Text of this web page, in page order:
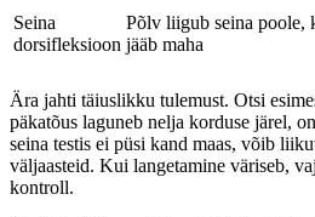
Seina
dorsifleksioon
Põlv liigub seina poole,
jääb maha
Ära jahti täiuslikku tulemust. Otsi
päkatõus laguneb nelja korduse järel,
seina testis ei püsi kand maas, võib
väljaasteid. Kui langetamine väriseb,
kontroll.